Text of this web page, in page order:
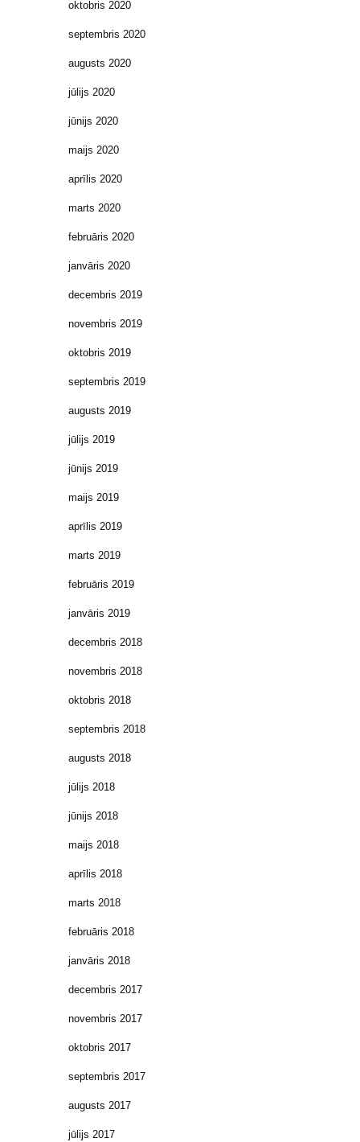
oktobris 2020
septembris 2020
augusts 2020
jūlijs 2020
jūnijs 2020
maijs 2020
aprīlis 2020
marts 2020
februāris 2020
janvāris 2020
decembris 2019
novembris 2019
oktobris 2019
septembris 2019
augusts 2019
jūlijs 2019
jūnijs 2019
maijs 2019
aprīlis 2019
marts 2019
februāris 2019
janvāris 2019
decembris 2018
novembris 2018
oktobris 2018
septembris 2018
augusts 2018
jūlijs 2018
jūnijs 2018
maijs 2018
aprīlis 2018
marts 2018
februāris 2018
janvāris 2018
decembris 2017
novembris 2017
oktobris 2017
septembris 2017
augusts 2017
jūlijs 2017